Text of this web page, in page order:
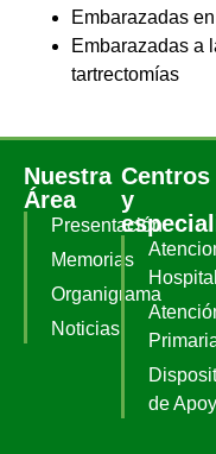
Embarazadas
Embarazadas a
tartrectomías
Nuestra
Área
Presentación
Memorias
Organigrama
Noticias
Centros
y
de